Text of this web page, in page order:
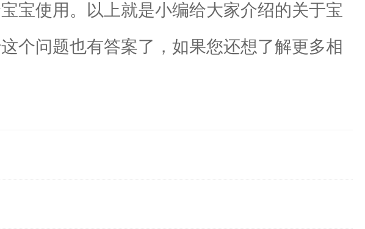
使用。以上就是小编给大家介绍的关于宝
个问题也有答案了，如果您还想了解更多相